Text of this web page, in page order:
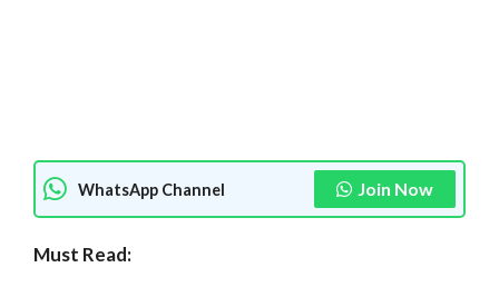
WhatsApp Channel Join Now
Must Read: